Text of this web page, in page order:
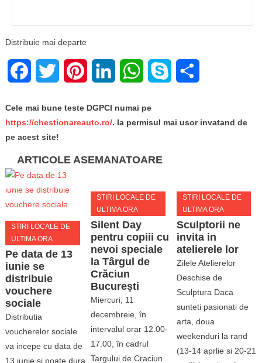
Distribuie mai departe
FacebookTwitter PinterestLinkedIn WhatsApp
Skype
Cele mai bune teste DGPCI numai pe
https://chestionareauto.ro/. Ia permisul mai usor invatand de
pe acest site!
ARTICOLE ASEMANATOARE
STIRI LOCALE DE
ULTIMA ORA
Pe data de 13
iunie se
distribuie
vouchere
sociale
Distributia
voucherelor sociale
va incepe cu data de
13 iunie si poate dura
STIRI LOCALE DE
ULTIMA ORA
Silent Day
pentru copiii cu
nevoi speciale
la Târgul de
Crăciun
București
Miercuri, 11
decembreie, în
intervalul orar 12.00-
17.00, în cadrul
Targului de Craciun
STIRI LOCALE DE
ULTIMA ORA
Sculptorii ne
invita in
atelierele lor
Zilele Atelierelor
Deschise de
Sculptura Daca
sunteti pasionati de
arta, doua
weekenduri la rand
(13-14 aprlie si 20-21